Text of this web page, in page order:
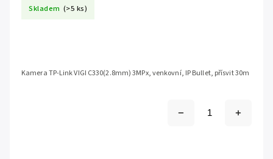
Skladem (>5 ks)
Kamera TP-Link VIGI C330(2.8mm) 3MPx, venkovní, IP Bullet, přísvit 30m